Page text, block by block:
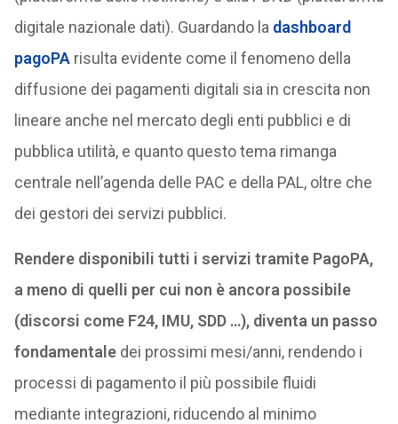
digitale nazionale dati). Guardando la dashboard
pagoPArisulta evidente come il fenomeno della
diffusione dei pagamenti digitali sia in crescita non
lineare anche nel mercato degli enti pubblici e di
pubblica utilità, e quanto questo tema rimanga
centrale nell’agenda delle PAC e della PAL, oltre che
dei gestori dei servizi pubblici.
Rendere disponibili tutti i servizi tramite PagoPA,
a meno di quelli per cui non è ancora possibile
(discorsi come F24, IMU, SDD …), diventa un passo
fondamentaledei prossimi mesi/anni, rendendo i
processi di pagamento il più possibile fluidi
mediante integrazioni, riducendo al minimo